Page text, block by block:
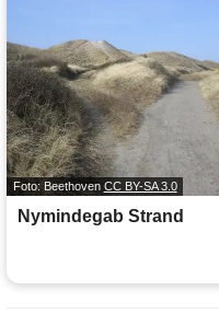
Foto: Beethoven CC BY-SA 3.0
Nymindegab Strand